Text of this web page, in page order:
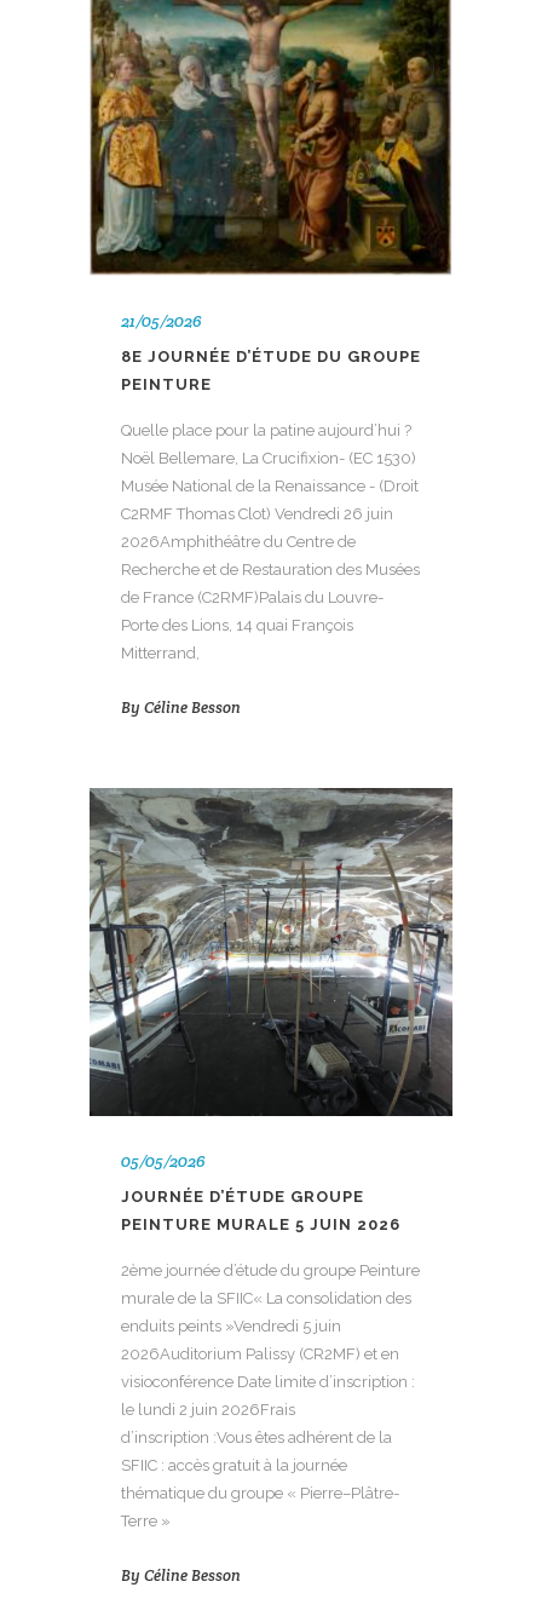
21/05/2026
8E JOURNÉE D’ÉTUDE DU GROUPE
PEINTURE
Quelle place pour la patine aujourd’hui ?
Noël Bellemare, La Crucifixion- (EC 1530)
Musée National de la Renaissance - (Droit
C2RMF Thomas Clot) Vendredi 26 juin
2026Amphithéâtre du Centre de
Recherche et de Restauration des Musées
de France (C2RMF)Palais du Louvre-
Porte des Lions, 14 quai François
Mitterrand,
By Céline Besson
05/05/2026
JOURNÉE D’ÉTUDE GROUPE
PEINTURE MURALE 5 JUIN 2026
2ème journée d’étude du groupe Peinture
murale de la SFIIC« La consolidation des
enduits peints »Vendredi 5 juin
2026Auditorium Palissy (CR2MF) et en
visioconférence Date limite d’inscription :
le lundi 2 juin 2026Frais
d’inscription :Vous êtes adhérent de la
SFIIC : accès gratuit à la journée
thématique du groupe « Pierre–Plâtre-
Terre »
By Céline Besson